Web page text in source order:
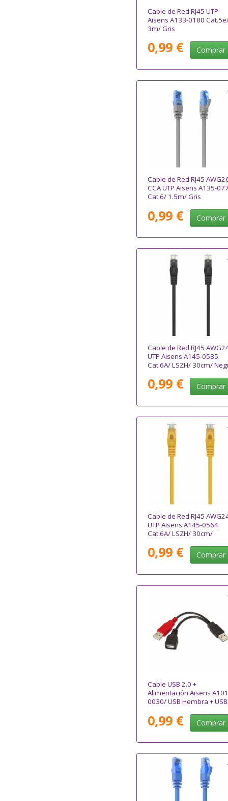
Cable de Red RJ45 UTP
Aisens A133-0180
3m/ Gris
0,99 € Comprar
Cable de Red RJ45
CCA UTP Aisens A135-
Cat.6/ 1.5m/ Gris
0,99 € Comprar
Cable de Red RJ45
UTP Aisens A145-0585
Cat.6A/ LSZH/ 30cm/
0,99 € Comprar
Cable de Red RJ45
UTP Aisens A145-0564
Cat.6A/ LSZH/ 30cm/
0,99 € Comprar
Cable USB 2.0 +
Alimentación Aisens
0030/ USB Hembra + USB
2.5W/ 60Mbps/ 15cm/
Negro/ Rojo
0,99 € Comprar